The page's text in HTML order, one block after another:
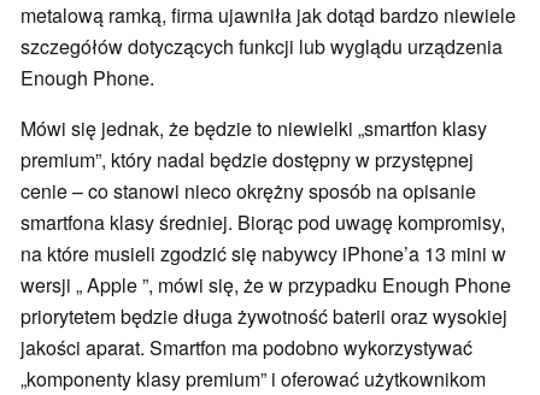
metalową ramką, firma ujawniła jak dotąd bardzo niewiele
szczegółów dotyczących funkcji lub wyglądu urządzenia
Enough Phone.
Mówi się jednak, że będzie to niewielki „smartfon klasy
premium”, który nadal będzie dostępny w przystępnej
cenie – co stanowi nieco okrężny sposób na opisanie
smartfona klasy średniej. Biorąc pod uwagę kompromisy,
na które musieli zgodzić się nabywcy iPhone’a 13 mini w
wersji „ Apple ”, mówi się, że w przypadku Enough Phone
priorytetem będzie długa żywotność baterii oraz wysokiej
jakości aparat. Smartfon ma podobno wykorzystywać
„komponenty klasy premium” i oferować użytkownikom